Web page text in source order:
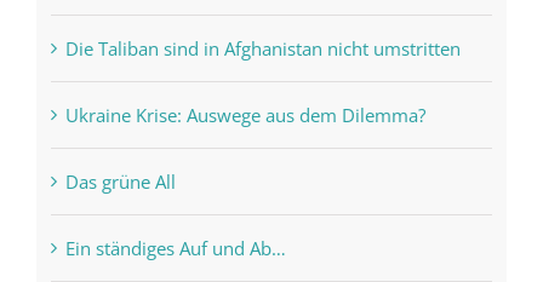
Die Taliban sind in Afghanistan nicht umstritten
Ukraine Krise: Auswege aus dem Dilemma?
Das grüne All
Ein ständiges Auf und Ab…